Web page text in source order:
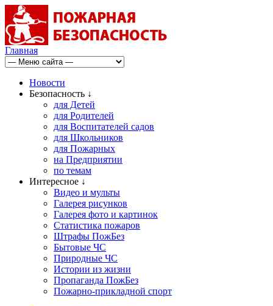
Главная
Новости
Безопасность ↓
для Детей
для Родителей
для Воспитателей садов
для Школьников
для Пожарных
на Предприятии
по темам
Интересное ↓
Видео и мульты
Галерея рисунков
Галерея фото и картинок
Статистика пожаров
Штрафы ПожБез
Бытовые ЧС
Природные ЧС
Истории из жизни
Пропаганда ПожБез
Пожарно-прикладной спорт